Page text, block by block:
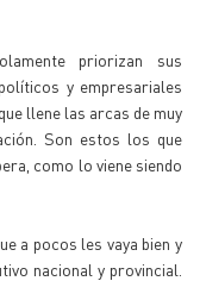
priorizan sus
y empresariales
llene las arcas de muy
Son estos los que
como lo viene siendo
a pocos les vaya bien y
nacional y provincial.